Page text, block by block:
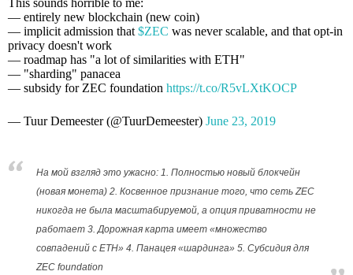
This sounds horrible to me:
— entirely new blockchain (new coin)
— implicit admission that $ZEC was never scalable, and that opt-in
privacy doesn't work
— roadmap has "a lot of similarities with ETH"
— "sharding" panacea
— subsidy for ZEC foundation https://t.co/R5vLXtKOCP
— Tuur Demeester (@TuurDemeester) June 23, 2019
На мой взгляд это ужасно: 1. Полностью новый блокчейн
(новая монета) 2. Косвенное признание того, что сеть ZEC
никогда не была масштабируемой, а опция приватности не
работает 3. Дорожная карта имеет «множество
совпадений с ETH» 4. Панацея «шардинга» 5. Субсидия для
ZEC foundation